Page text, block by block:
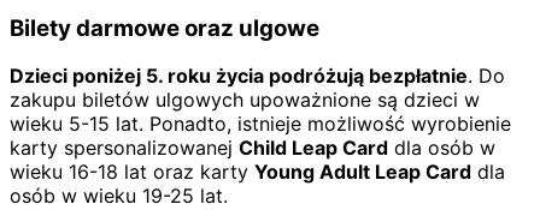
Bilety darmowe oraz ulgowe
Dzieci poniżej 5. roku życia podróżują bezpłatnie. Do
zakupu biletów ulgowych upoważnione są dzieci w
wieku 5-15 lat. Ponadto, istnieje możliwość wyrobienie
karty spersonalizowanej Child Leap Card dla osób w
wieku 16-18 lat oraz karty Young Adult Leap Card dla
osób w wieku 19-25 lat.